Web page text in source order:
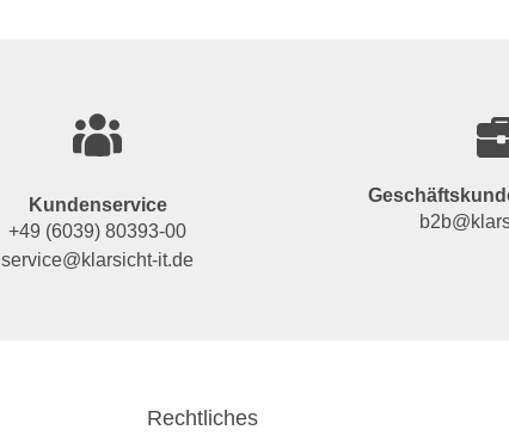
Kundenservice
+49 (6039) 80393-00
service@klarsicht-it.de
Rechtliches